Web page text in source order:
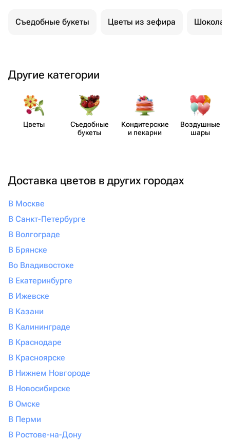
Съедобные букеты Цветы из зефира
Другие категории
Цветы
Съедобные
букеты
Кондит​ерские
и пекарни
Воздушные
шары
Доставка цветов в других городах
В Москве
В Санкт-Петербурге
В Волгограде
В Брянске
Во Владивостоке
В Екатеринбурге
В Ижевске
В Казани
В Калининграде
В Краснодаре
В Красноярске
В Нижнем Новгороде
В Новосибирске
В Омске
В Перми
В Ростове-на-Дону